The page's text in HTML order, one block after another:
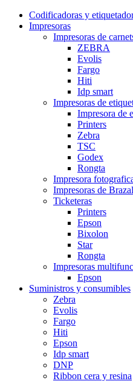
Codificadoras y
Impresoras
Impresoras de
ZEBRA
Evolis
Fargo
Hiti
Idp smart
Impresoras de
Impresora de
Printers
Zebra
TSC
Godex
Rongta
Impresora
Impresoras de
Ticketeras
Printers
Epson
Bixolon
Star
Rongta
Impresoras
Epson
Suministros y consumibles
Zebra
Evolis
Fargo
Hiti
Epson
Idp smart
DNP
Ribbon cera y resina